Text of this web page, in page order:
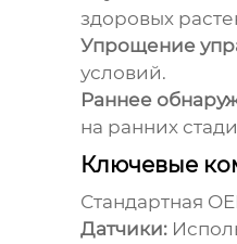
здоровых
Упрощение
условий.
Раннее
на ранних
Ключевые
Стандартная
Датчики: